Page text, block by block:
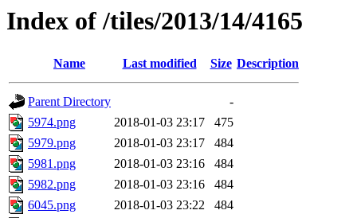
Index of /tiles/2013/14/4165
Name Last modified Size Description
Parent Directory
-
5974.png
2018-01-03 23:17
475
5979.png
2018-01-03 23:17
484
5981.png
2018-01-03 23:16
484
5982.png
2018-01-03 23:16
484
6045.png
2018-01-03 23:22
484